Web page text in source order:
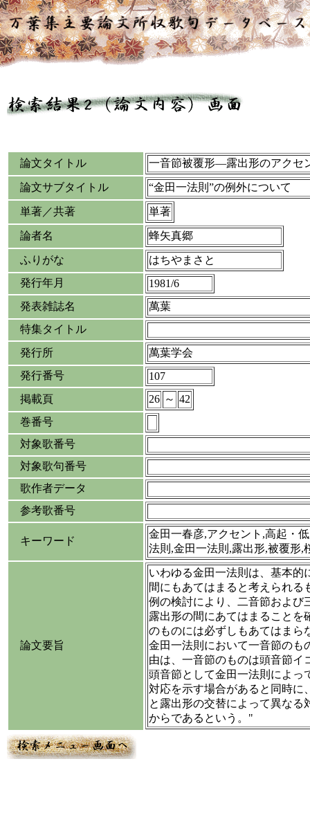
論文タイトル 一音節被覆形―露出形のアクセ
論文サブタイトル “金田一法則”の例外について
単著／共著 単著
論者名 蜂矢真郷
ふりがな
はちやまさと
発行年月
1981/6
発表雑誌名
萬葉
特集タイトル
発行所
萬葉学会
発行番号
107
掲載頁
26 ～ 42
巻番号
対象歌番号
対象歌句番号
歌作者データ
参考歌番号
キーワード
金田一春彦,アクセント,高起・
法則,金田一法則,露出形,被覆形,
論文要旨
いわゆる金田一法則は、基本的
間にもあてはまると考えられる
例の検討により、二音節および
露出形の間にあてはまることを
のものには必ずしもあてはまら
金田一法則において一音節のも
由は、一音節のものは頭音節イ
頭音節として金田一法則によっ
対応を示す場合があると同時に
と露出形の交替によって異なる
からであるという。"